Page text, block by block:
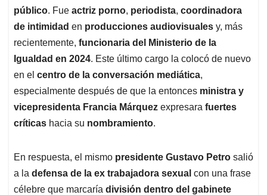
público. Fue actriz porno, periodista, coordinadora
de intimidad en producciones audiovisuales y, más
recientemente, funcionaria del Ministerio de la
Igualdad en 2024. Este último cargo la colocó de nuevo
en el centro de la conversación mediática,
especialmente después de que la entonces ministra y
vicepresidenta Francia Márquez expresara fuertes
críticas hacia su nombramiento.
En respuesta, el mismo presidente Gustavo Petro salió
a la defensa de la ex trabajadora sexual con una frase
célebre que marcaría división dentro del gabinete